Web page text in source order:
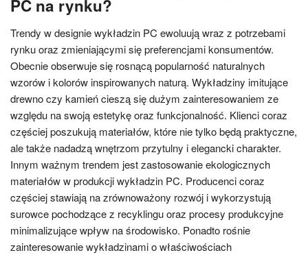
PC na rynku?
Trendy w designie wykładzin PC ewoluują wraz z potrzebami
rynku oraz zmieniającymi się preferencjami konsumentów.
Obecnie obserwuje się rosnącą popularność naturalnych
wzorów i kolorów inspirowanych naturą. Wykładziny imitujące
drewno czy kamień cieszą się dużym zainteresowaniem ze
względu na swoją estetykę oraz funkcjonalność. Klienci coraz
częściej poszukują materiałów, które nie tylko będą praktyczne,
ale także nadadzą wnętrzom przytulny i elegancki charakter.
Innym ważnym trendem jest zastosowanie ekologicznych
materiałów w produkcji wykładzin PC. Producenci coraz
częściej stawiają na zrównoważony rozwój i wykorzystują
surowce pochodzące z recyklingu oraz procesy produkcyjne
minimalizujące wpływ na środowisko. Ponadto rośnie
zainteresowanie wykładzinami o właściwościach